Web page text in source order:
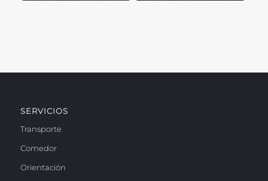
SERVICIOS
Transporte
Comedor
Orientación